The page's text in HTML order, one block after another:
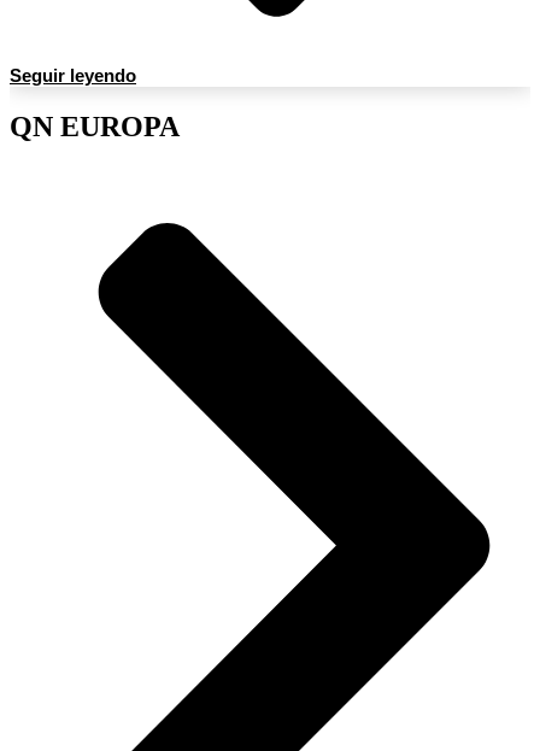
Seguir leyendo
QN EUROPA